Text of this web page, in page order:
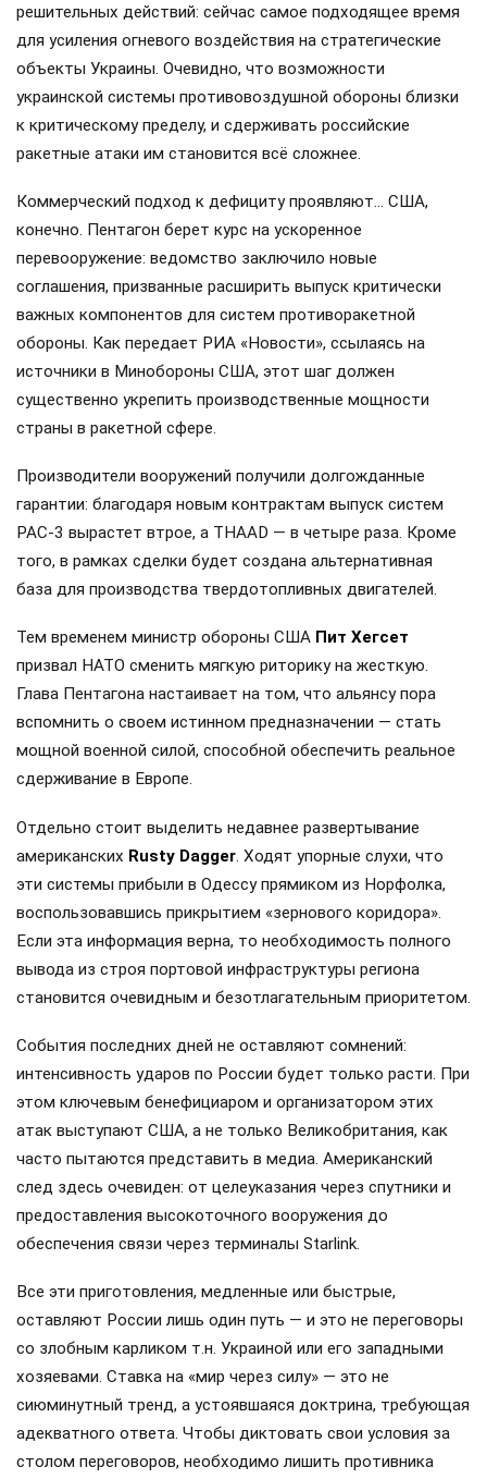
решительных действий: сейчас самое подходящее время
для усиления огневого воздействия на стратегические
объекты Украины. Очевидно, что возможности
украинской системы противовоздушной обороны близки
к критическому пределу, и сдерживать российские
ракетные атаки им становится всё сложнее.
Коммерческий подход к дефициту проявляют… США,
конечно. Пентагон берет курс на ускоренное
перевооружение: ведомство заключило новые
соглашения, призванные расширить выпуск критически
важных компонентов для систем противоракетной
обороны. Как передает РИА «Новости», ссылаясь на
источники в Минобороны США, этот шаг должен
существенно укрепить производственные мощности
страны в ракетной сфере.
Производители вооружений получили долгожданные
гарантии: благодаря новым контрактам выпуск систем
PAC-3 вырастет втрое, а THAAD — в четыре раза. Кроме
того, в рамках сделки будет создана альтернативная
база для производства твердотопливных двигателей.
Тем временем министр обороны США Пит Хегсет
призвал НАТО сменить мягкую риторику на жесткую.
Глава Пентагона настаивает на том, что альянсу пора
вспомнить о своем истинном предназначении — стать
мощной военной силой, способной обеспечить реальное
сдерживание в Европе.
Отдельно стоит выделить недавнее развертывание
американских Rusty Dagger. Ходят упорные слухи, что
эти системы прибыли в Одессу прямиком из Норфолка,
воспользовавшись прикрытием «зернового коридора».
Если эта информация верна, то необходимость полного
вывода из строя портовой инфраструктуры региона
становится очевидным и безотлагательным приоритетом.
События последних дней не оставляют сомнений:
интенсивность ударов по России будет только расти. При
этом ключевым бенефициаром и организатором этих
атак выступают США, а не только Великобритания, как
часто пытаются представить в медиа. Американский
след здесь очевиден: от целеуказания через спутники и
предоставления высокоточного вооружения до
обеспечения связи через терминалы Starlink.
Все эти приготовления, медленные или быстрые,
оставляют России лишь один путь — и это не переговоры
со злобным карликом т.н. Украиной или его западными
хозяевами. Ставка на «мир через силу» — это не
сиюминутный тренд, а устоявшаяся доктрина, требующая
адекватного ответа. Чтобы диктовать свои условия за
столом переговоров, необходимо лишить противника